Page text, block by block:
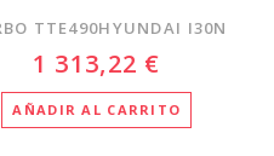
TTE490HYUNDAI I30N
1 313,22 €
AÑADIR AL CARRITO